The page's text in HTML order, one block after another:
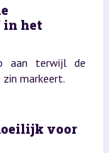
in het
aan terwijl de
markeert.
voor